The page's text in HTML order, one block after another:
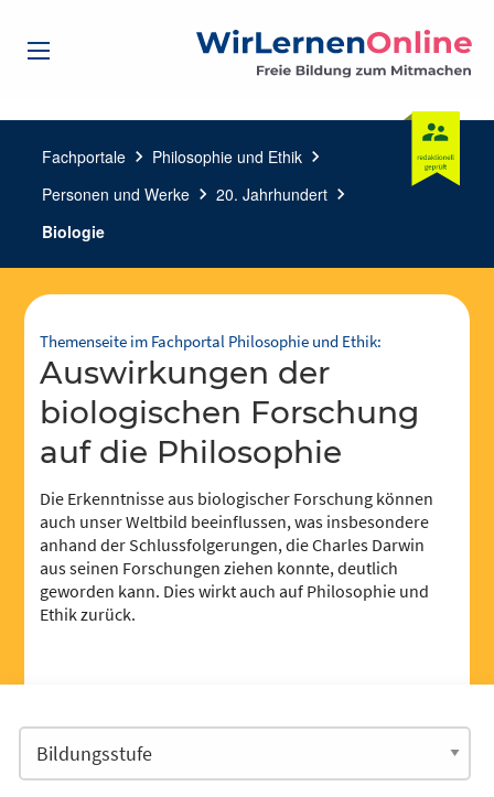
Fachportale chevron_right Philosophie und Ethik chevron_right
Personen und Werke chevron_right 20. Jahrhundert chevron_right
Biologie
Themenseite im Fachportal Philosophie und Ethik:
Auswirkungen der
biologischen Forschung
auf die Philosophie
Die Erkenntnisse aus biologischer Forschung können
auch unser Weltbild beeinflussen, was insbesondere
anhand der Schlussfolgerungen, die Charles Darwin
aus seinen Forschungen ziehen konnte, deutlich
geworden kann. Dies wirkt auch auf Philosophie und
Ethik zurück.